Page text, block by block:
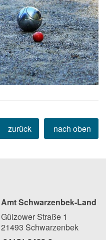
zurück nach oben
Amt Schwarzenbek-Land
Gülzower Straße 1
21493 Schwarzenbek